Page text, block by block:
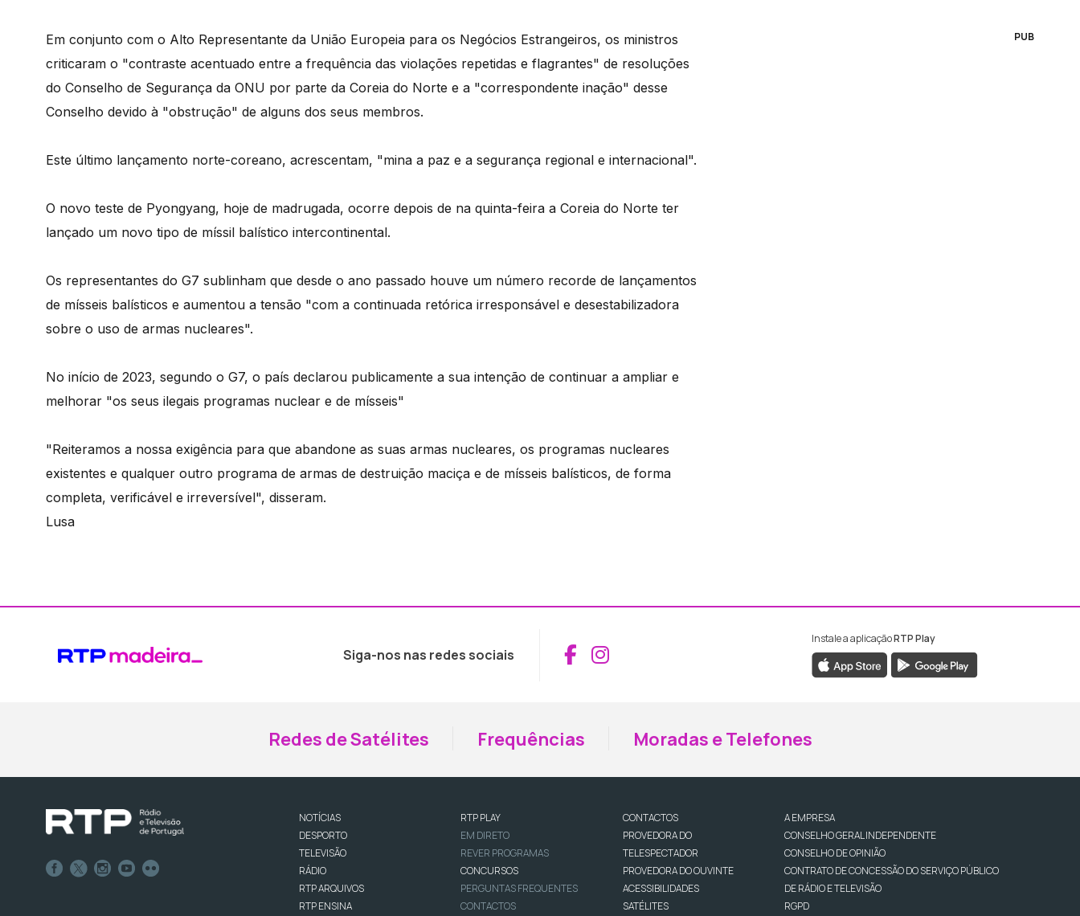
Em conjunto com o Alto Representante da União Europeia para os Negócios Estrangeiros, os ministros
criticaram o "contraste acentuado entre a frequência das violações repetidas e flagrantes" de resoluções
do Conselho de Segurança da ONU por parte da Coreia do Norte e a "correspondente inação" desse
Conselho devido à "obstrução" de alguns dos seus membros.
Este último lançamento norte-coreano, acrescentam, "mina a paz e a segurança regional e internacional".
O novo teste de Pyongyang, hoje de madrugada, ocorre depois de na quinta-feira a Coreia do Norte ter
lançado um novo tipo de míssil balístico intercontinental.
Os representantes do G7 sublinham que desde o ano passado houve um número recorde de lançamentos
de mísseis balísticos e aumentou a tensão "com a continuada retórica irresponsável e desestabilizadora
sobre o uso de armas nucleares".
No início de 2023, segundo o G7, o país declarou publicamente a sua intenção de continuar a ampliar e
melhorar "os seus ilegais programas nuclear e de mísseis"
"Reiteramos a nossa exigência para que abandone as suas armas nucleares, os programas nucleares
existentes e qualquer outro programa de armas de destruição maciça e de mísseis balísticos, de forma
completa, verificável e irreversível", disseram.
Lusa
PUB
Siga-nos nas redes sociais Aceder ao Facebook da RTP Madeira
Aceder ao Instagram da RTP Madeira
Instale a aplicaçãoRTP Play
Redes de Satélites Frequências Moradas e Telefones
NOTÍCIAS
DESPORTO
TELEVISÃO
RÁDIO
RTP ARQUIVOS
RTP ENSINA
RTP PLAY
EM DIRETO
REVER PROGRAMAS
CONCURSOS
PERGUNTAS FREQUENTES
CONTACTOS
CONTACTOS
PROVEDORA DO
TELESPECTADOR
PROVEDORA DO OUVINTE
ACESSIBILIDADES
SATÉLITES
A EMPRESA
CONSELHO GERAL INDEPENDENTE
CONSELHO DE OPINIÃO
CONTRATO DE CONCESSÃO DO SERVIÇO PÚBLICO
DE RÁDIO E TELEVISÃO
RGPD